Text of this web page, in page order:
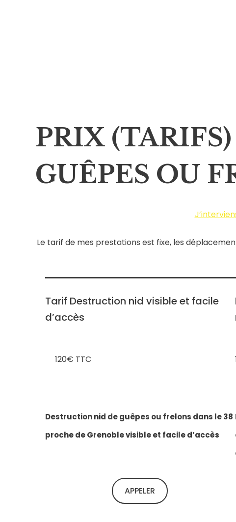
PRIX
GUÊPES OU
Le tarif de mes prestations est fixe, les
Tarif Destruction nid visible et facile
d’accès
120€ TTC
Destruction nid de guêpes ou frelons dans le 38
proche de Grenoble visible et facile d’accès
APPELER